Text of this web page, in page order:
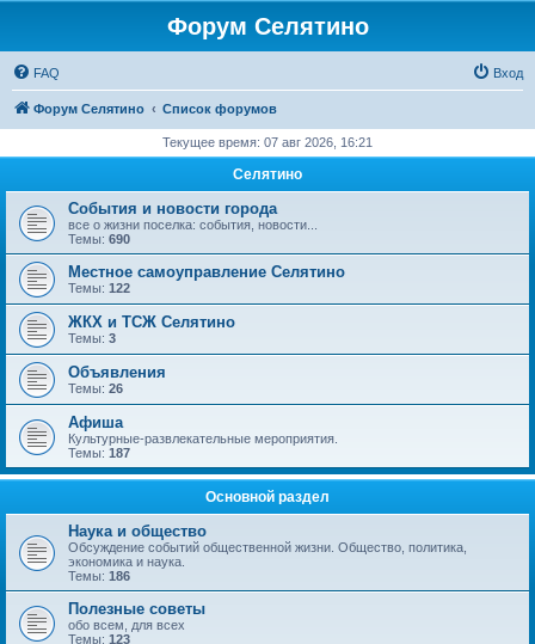
Форум Селятино
FAQ Вход
Форум Селятино Список форумов
Текущее время: 07 авг 2026, 16:21
Селятино
События и новости города
все о жизни поселка: события, новости...
Темы: 690
Местное самоуправление Селятино
Темы: 122
ЖКХ и ТСЖ Селятино
Темы: 3
Объявления
Темы: 26
Афиша
Культурные-развлекательные мероприятия.
Темы: 187
Основной раздел
Наука и общество
Обсуждение событий общественной жизни. Общество, политика,
экономика и наука.
Темы: 186
Полезные советы
обо всем, для всех
Темы: 123